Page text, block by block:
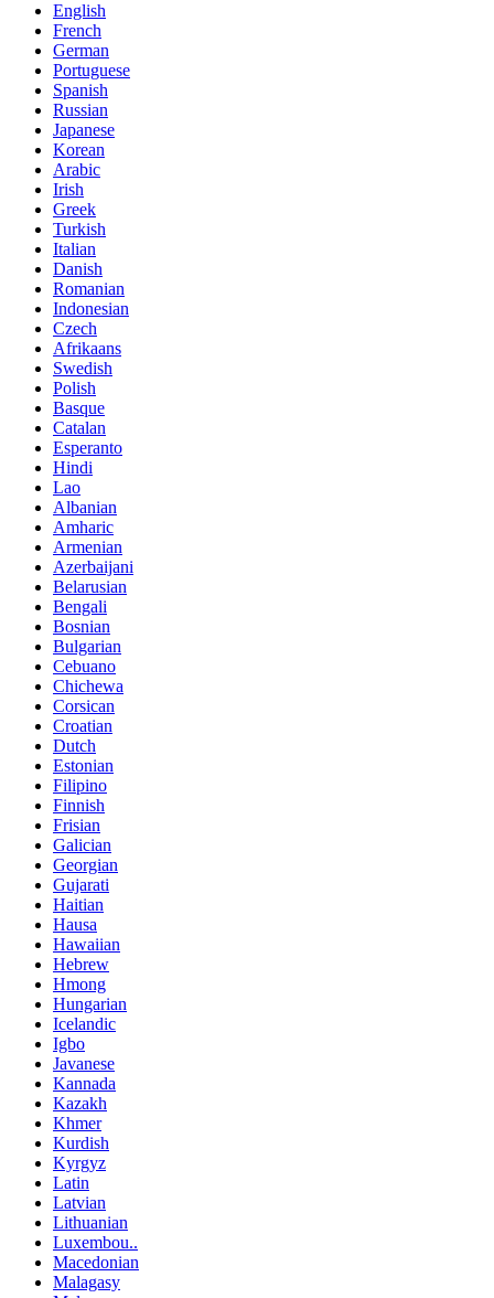
English
French
German
Portuguese
Spanish
Russian
Japanese
Korean
Arabic
Irish
Greek
Turkish
Italian
Danish
Romanian
Indonesian
Czech
Afrikaans
Swedish
Polish
Basque
Catalan
Esperanto
Hindi
Lao
Albanian
Amharic
Armenian
Azerbaijani
Belarusian
Bengali
Bosnian
Bulgarian
Cebuano
Chichewa
Corsican
Croatian
Dutch
Estonian
Filipino
Finnish
Frisian
Galician
Georgian
Gujarati
Haitian
Hausa
Hawaiian
Hebrew
Hmong
Hungarian
Icelandic
Igbo
Javanese
Kannada
Kazakh
Khmer
Kurdish
Kyrgyz
Latin
Latvian
Lithuanian
Luxembou..
Macedonian
Malagasy